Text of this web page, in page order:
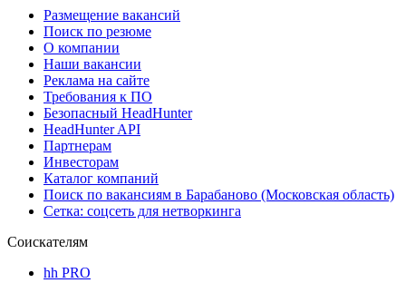
Размещение вакансий
Поиск по резюме
О компании
Наши вакансии
Реклама на сайте
Требования к ПО
Безопасный HeadHunter
HeadHunter API
Партнерам
Инвесторам
Каталог компаний
Поиск по вакансиям в Барабаново (Московская область)
Сетка: соцсеть для нетворкинга
Соискателям
hh PRO